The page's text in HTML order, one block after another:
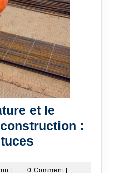
et le
:
admin0 Comment